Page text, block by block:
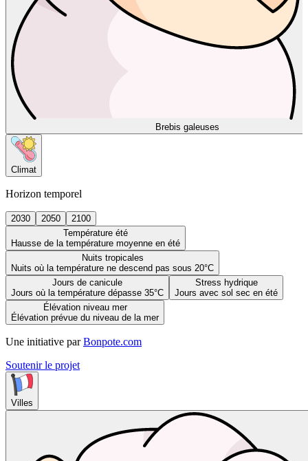
Brebis galeuses
Climat
Horizon temporel
2030 2050
2100
Température été
Hausse de la température moyenne en été
Nuits tropicales
Nuits où la température ne descend pas sous 20°C
Jours de canicule
Jours où la température dépasse 35°C
Stress hydrique
Jours avec sol sec en été
Élévation niveau mer
Élévation prévue du niveau de la mer
Une initiative par Bonpote.com
Soutenir le projet
Villes